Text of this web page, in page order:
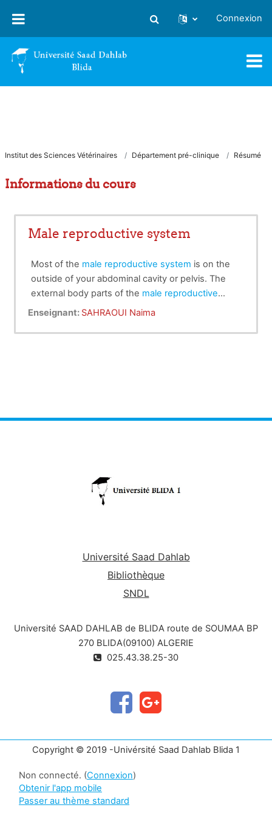
Activer/désactiver la saisie
Connexion
Institut des Sciences Vétérinaires Département pré-clinique Résumé
Informations du cours
Male reproductive system
Most of the male reproductive system is on the
outside of your abdominal cavity or pelvis. The
external body parts of the male reproductive
system
include the penis, scrotum and testicles.
genitalia.
Prof Sahraoui
Enseignant: SAHRAOUI Naima
Université Saad Dahlab
Bibliothèque
SNDL
Université SAAD DAHLAB de BLIDA route de SOUMAA BP
270 BLIDA(09100) ALGERIE
025.43.38.25-30
Copyright © 2019 -Univérsité Saad Dahlab Blida 1
Non connecté. (Connexion)
Obtenir l'app mobile
Passer au thème standard